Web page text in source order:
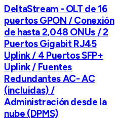
DeltaStream - OLT de 16
puertos GPON / Conexión
de hasta 2,048 ONUs / 2
Puertos Gigabit RJ45
Uplink / 4 Puertos SFP+
Uplink / Fuentes
Redundantes AC- AC
(incluidas) /
Administración desde la
nube (DPMS)